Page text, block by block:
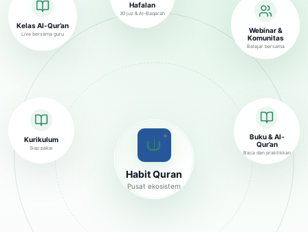
✦
Habit Quran
Pusat ekosistem
Kelas Al-Qur’an
Live bersama guru
Hafalan
30 juz & Al-Baqarah
Buku & Al-
Qur’an
Baca dan praktikkan
Kurikulum
Siap pakai
Webinar &
Komunitas
Belajar bersama